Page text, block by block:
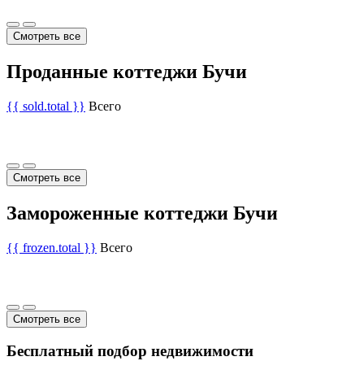
Смотреть все
Проданные коттеджи Бучи
{{ sold.total }} Всего
Смотреть все
Замороженные коттеджи Бучи
{{ frozen.total }} Всего
Смотреть все
Бесплатный подбор недвижимости